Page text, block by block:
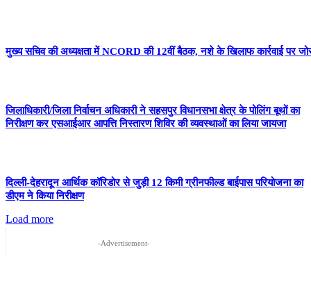
मुख्य सचिव की अध्यक्षता में NCORD की 12वीं बैठक, नशे के खिलाफ कार्रवाई पर
जिलाधिकारी/जिला निर्वाचन अधिकारी ने सहसपुर विधानसभा क्षेत्र के पोलिंग बूथों का
निरीक्षण कर एसआईआर आपत्ति निस्तारण शिविर की व्यवस्थाओं का लिया जायजा
दिल्ली-देहरादून आर्थिक कॉरिडोर से जुड़ी 12 किमी ग्रीनफील्ड बाईपास परियोजना का
डीएम ने किया निरीक्षण
Load more
-Advertisement-